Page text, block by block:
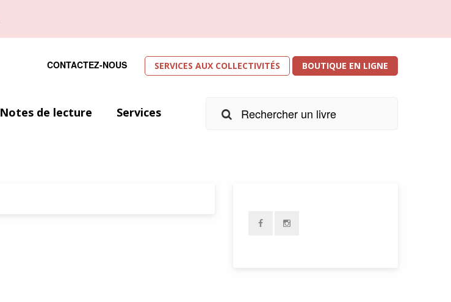
CONTACTEZ-NOUS SERVICES AUX COLLECTIVITÉS BOUTIQUE EN LIGNE
Notes de lecture Services